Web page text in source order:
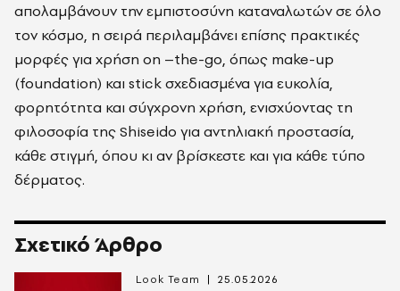
απολαμβάνουν την εμπιστοσύνη καταναλωτών σε όλο
τον κόσμο, η σειρά περιλαμβάνει επίσης πρακτικές
μορφές για χρήση on –the-go, όπως make-up
(foundation) και stickσχεδιασμένα για ευκολία,
φορητότητα και σύγχρονη χρήση, ενισχύοντας τη
φιλοσοφία της Shiseido για αντηλιακή προστασία,
κάθε στιγμή, όπου κι αν βρίσκεστε και για κάθε τύπο
δέρματος.
Σχετικό Άρθρο
Look Team 25.05.2026